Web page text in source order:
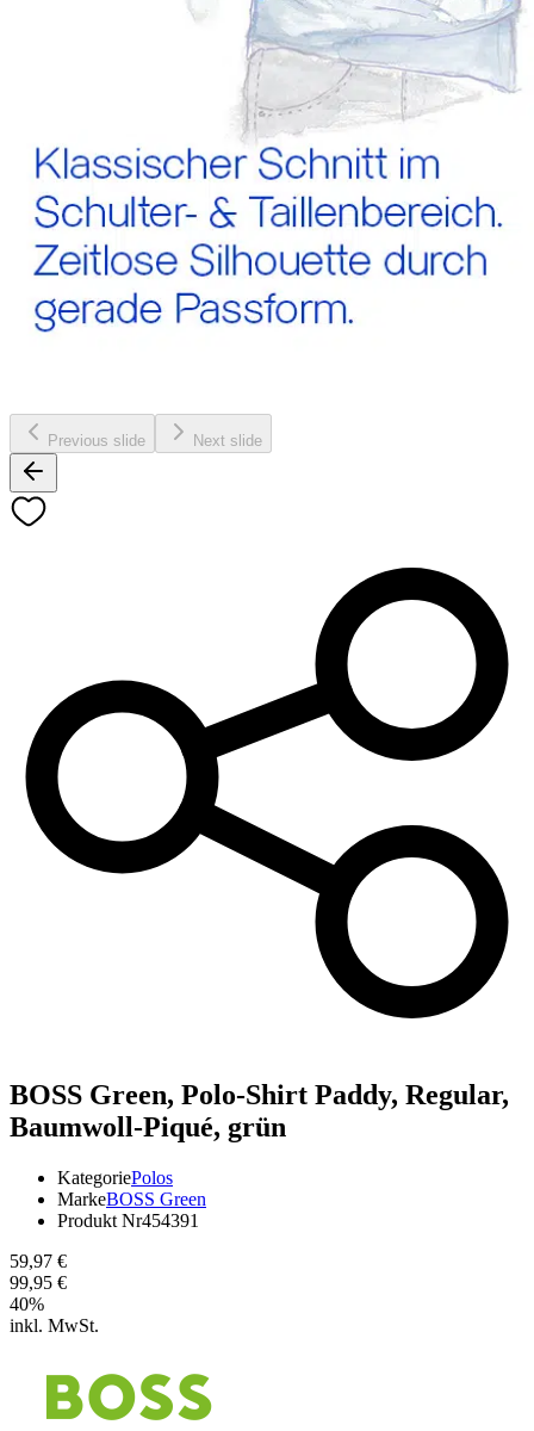
Previous slide Next slide
BOSS Green, Polo-Shirt Paddy, Regular,
Baumwoll-Piqué, grün
KategoriePolos
MarkeBOSS Green
Produkt Nr454391
59,97 €
99,95 €
40%
inkl. MwSt.